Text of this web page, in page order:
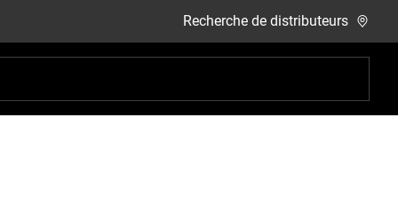
Recherche de distributeurs